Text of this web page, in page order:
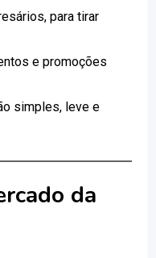
para tirar
e promoções
simples, leve e
da